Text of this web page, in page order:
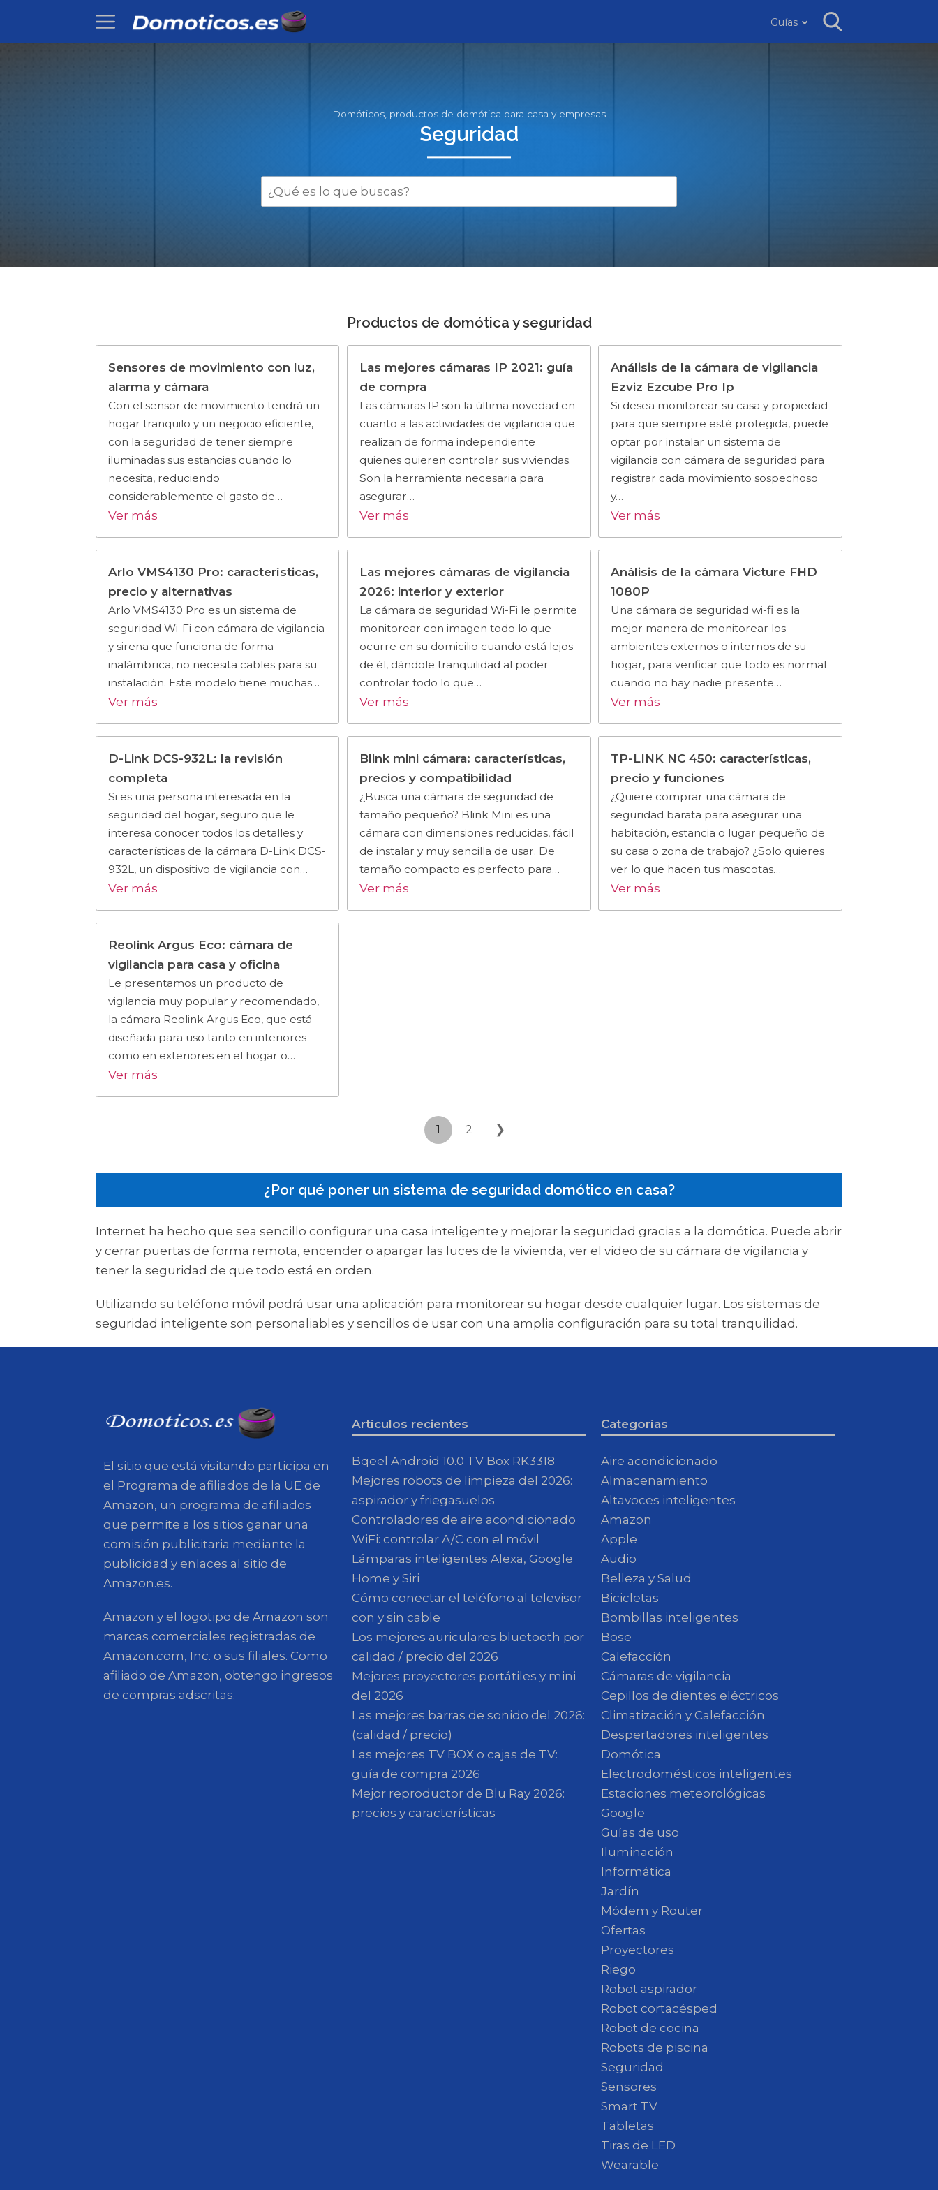
Guías
Domóticos, productos de domótica para casa y empresas
Seguridad
Productos de domótica y seguridad
Sensores de movimiento con luz,
alarma y cámara
Con el sensor de movimiento tendrá un
hogar tranquilo y un negocio eficiente,
con la seguridad de tener siempre
iluminadas sus estancias cuando lo
necesita, reduciendo
considerablemente el gasto de…
Ver más
Las mejores cámaras IP 2021: guía
de compra
Las cámaras IP son la última novedad en
cuanto a las actividades de vigilancia que
realizan de forma independiente
quienes quieren controlar sus viviendas.
Son la herramienta necesaria para
asegurar…
Ver más
Análisis de la cámara de vigilancia
Ezviz Ezcube Pro Ip
Si desea monitorear su casa y propiedad
para que siempre esté protegida, puede
optar por instalar un sistema de
vigilancia con cámara de seguridad para
registrar cada movimiento sospechoso
y…
Ver más
Arlo VMS4130 Pro: características,
precio y alternativas
Arlo VMS4130 Pro es un sistema de
seguridad Wi-Fi con cámara de vigilancia
y sirena que funciona de forma
inalámbrica, no necesita cables para su
instalación. Este modelo tiene muchas…
Ver más
Las mejores cámaras de vigilancia
2026: interior y exterior
La cámara de seguridad Wi-Fi le permite
monitorear con imagen todo lo que
ocurre en su domicilio cuando está lejos
de él, dándole tranquilidad al poder
controlar todo lo que…
Ver más
Análisis de la cámara Victure FHD
1080P
Una cámara de seguridad wi-fi es la
mejor manera de monitorear los
ambientes externos o internos de su
hogar, para verificar que todo es normal
cuando no hay nadie presente…
Ver más
D-Link DCS-932L: la revisión
completa
Si es una persona interesada en la
seguridad del hogar, seguro que le
interesa conocer todos los detalles y
características de la cámara D-Link DCS-
932L, un dispositivo de vigilancia con…
Ver más
Blink mini cámara: características,
precios y compatibilidad
¿Busca una cámara de seguridad de
tamaño pequeño? Blink Mini es una
cámara con dimensiones reducidas, fácil
de instalar y muy sencilla de usar. De
tamaño compacto es perfecto para…
Ver más
TP-LINK NC 450: características,
precio y funciones
¿Quiere comprar una cámara de
seguridad barata para asegurar una
habitación, estancia o lugar pequeño de
su casa o zona de trabajo? ¿Solo quieres
ver lo que hacen tus mascotas…
Ver más
Reolink Argus Eco: cámara de
vigilancia para casa y oficina
Le presentamos un producto de
vigilancia muy popular y recomendado,
la cámara Reolink Argus Eco, que está
diseñada para uso tanto en interiores
como en exteriores en el hogar o…
Ver más
1 2 ❯
¿Por qué poner un sistema de seguridad domótico en casa?
Internet ha hecho que sea sencillo configurar una casa inteligente y mejorar la seguridad gracias a la domótica. Puede abrir
y cerrar puertas de forma remota, encender o apargar las luces de la vivienda, ver el video de su cámara de vigilancia y
tener la seguridad de que todo está en orden.
Utilizando su teléfono móvil podrá usar una aplicación para monitorear su hogar desde cualquier lugar. Los sistemas de
seguridad inteligente son personaliables y sencillos de usar con una amplia configuración para su total tranquilidad.
El sitio que está visitando participa en
el Programa de afiliados de la UE de
Amazon, un programa de afiliados
que permite a los sitios ganar una
comisión publicitaria mediante la
publicidad y enlaces al sitio de
Amazon.es.
Amazon y el logotipo de Amazon son
marcas comerciales registradas de
Amazon.com, Inc. o sus filiales. Como
afiliado de Amazon, obtengo ingresos
de compras adscritas.
Artículos recientes
Bqeel Android 10.0 TV Box RK3318
Mejores robots de limpieza del 2026:
aspirador y friegasuelos
Controladores de aire acondicionado
WiFi: controlar A/C con el móvil
Lámparas inteligentes Alexa, Google
Home y Siri
Cómo conectar el teléfono al televisor
con y sin cable
Los mejores auriculares bluetooth por
calidad / precio del 2026
Mejores proyectores portátiles y mini
del 2026
Las mejores barras de sonido del 2026:
(calidad / precio)
Las mejores TV BOX o cajas de TV:
guía de compra 2026
Mejor reproductor de Blu Ray 2026:
precios y características
Categorías
Aire acondicionado
Almacenamiento
Altavoces inteligentes
Amazon
Apple
Audio
Belleza y Salud
Bicicletas
Bombillas inteligentes
Bose
Calefacción
Cámaras de vigilancia
Cepillos de dientes eléctricos
Climatización y Calefacción
Despertadores inteligentes
Domótica
Electrodomésticos inteligentes
Estaciones meteorológicas
Google
Guías de uso
Iluminación
Informática
Jardín
Módem y Router
Ofertas
Proyectores
Riego
Robot aspirador
Robot cortacésped
Robot de cocina
Robots de piscina
Seguridad
Sensores
Smart TV
Tabletas
Tiras de LED
Wearable